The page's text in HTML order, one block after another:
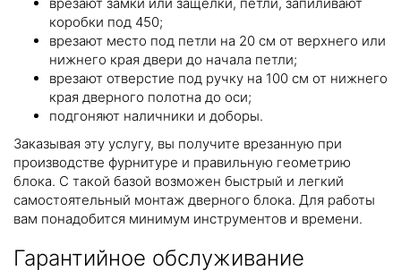
коробки под 450;
врезают место под петли на 20 см от верхнего или
нижнего края двери до начала петли;
врезают отверстие под ручку на 100 см от нижнего
края дверного полотна до оси;
подгоняют наличники и доборы.
Заказывая эту услугу, вы получите врезанную при
производстве фурнитуре и правильную геометрию
блока. С такой базой возможен быстрый и легкий
самостоятельный монтаж дверного блока. Для работы
вам понадобится минимум инструментов и времени.
Гарантийное обслуживание